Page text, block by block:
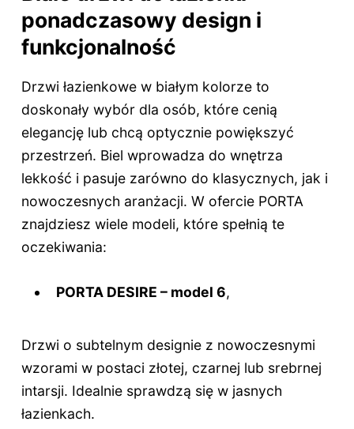
ponadczasowy design i
funkcjonalność
Drzwi łazienkowe w białym kolorze to
doskonały wybór dla osób, które cenią
elegancję lub chcą optycznie powiększyć
przestrzeń. Biel wprowadza do wnętrza
lekkość i pasuje zarówno do klasycznych, jak i
nowoczesnych aranżacji. W ofercie PORTA
znajdziesz wiele modeli, które spełnią te
oczekiwania:
PORTA DESIRE – model 6,
Drzwi o subtelnym designie z nowoczesnymi
wzorami w postaci złotej, czarnej lub srebrnej
intarsji. Idealnie sprawdzą się w jasnych
łazienkach.